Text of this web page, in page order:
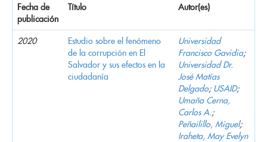
Fecha de
publicación
Título Autor(es)
2020
Estudio sobre el fenómeno
de la corrupción en El
Salvador y sus efectos en la
ciudadanía
Universidad
Francisco Gavidia;
Universidad Dr.
José Matías
Delgado; USAID;
Umaña Cerna,
Carlos A.;
Peñailillo, Miguel;
Iraheta, May Evelyn